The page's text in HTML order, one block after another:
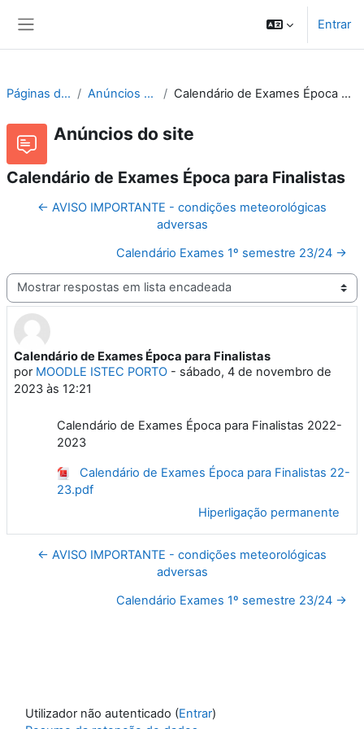
Entrar
Páginas do site Anúncios do site Calendário de Exames Época para Finalistas
Anúncios do site
Calendário de Exames Época para Finalistas
← AVISO IMPORTANTE - condições meteorológicas
adversas
Calendário Exames 1º semestre 23/24 →
Modo de visualização
Calendário de Exames Época para Finalistas
por MOODLE ISTEC PORTO - sábado, 4 de novembro de
2023 às 12:21
Número de respostas: 0
Calendário de Exames Época para Finalistas 2022-
2023
Calendário de Exames Época para Finalistas 22-
23.pdf
Hiperligação permanente
← AVISO IMPORTANTE - condições meteorológicas
adversas
Calendário Exames 1º semestre 23/24 →
Utilizador não autenticado (Entrar)